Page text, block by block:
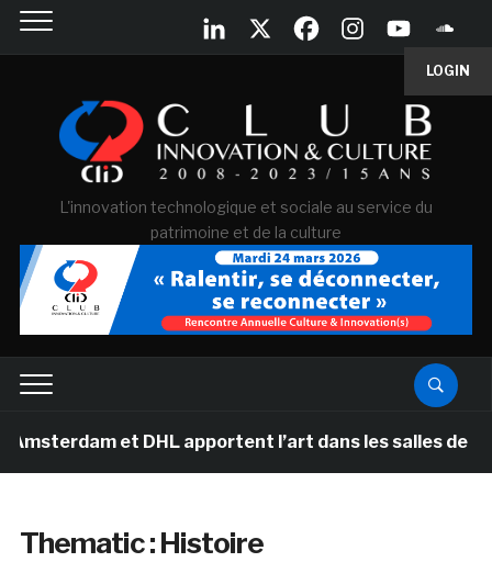
LOGIN
L'innovation technologique et sociale au service du
patrimoine et de la culture
et DHL apportent l’art dans les salles de classe des
Thematic :Histoire